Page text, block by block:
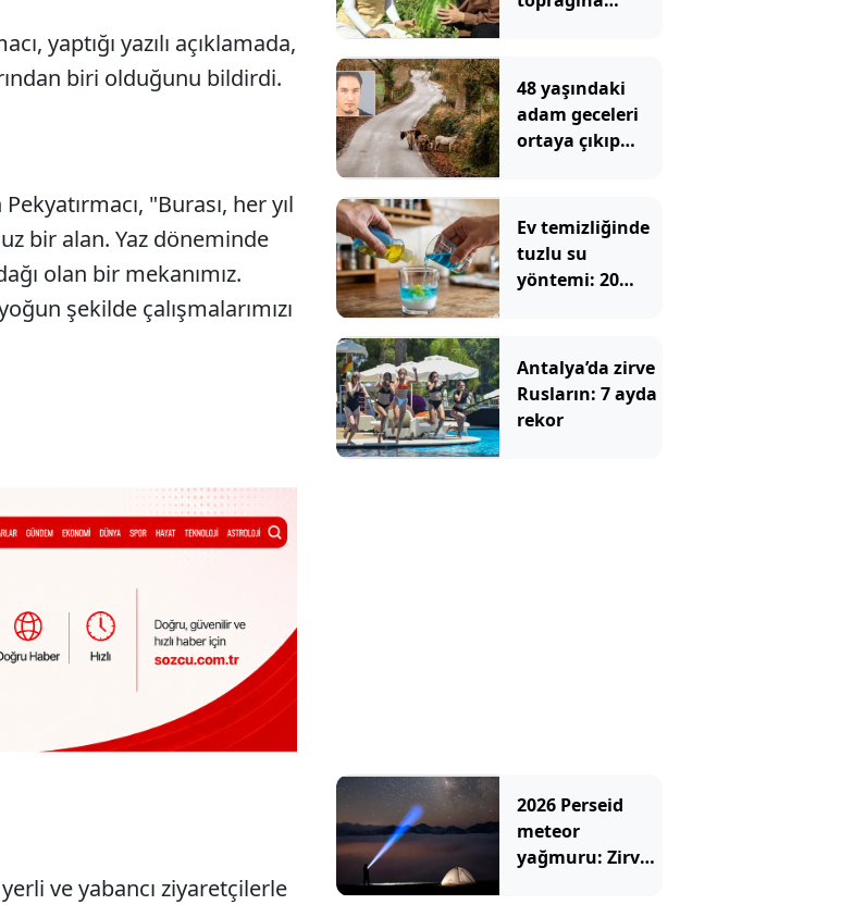
yaptığı yazılı açıklamada,
biri olduğunu bildirdi.
Sesi Aç
"Burası, her yıl
bir alan. Yaz döneminde
olan bir mekanımız.
şekilde çalışmalarımızı
ve yabancı ziyaretçilerle
kardeş şimdi
herkese ilham
oluyor
48 yaşındaki
adam geceleri
ortaya çıkıp
Nedeni tüm
mahalleyi
şaşırttı
Ev temizliğinde
tuzlu su
yöntemi: 20
deniyor
Antalya’da zirve
Rusların: 7 ayda
rekor
2026 Perseid
meteor
yağmuru: Zirve